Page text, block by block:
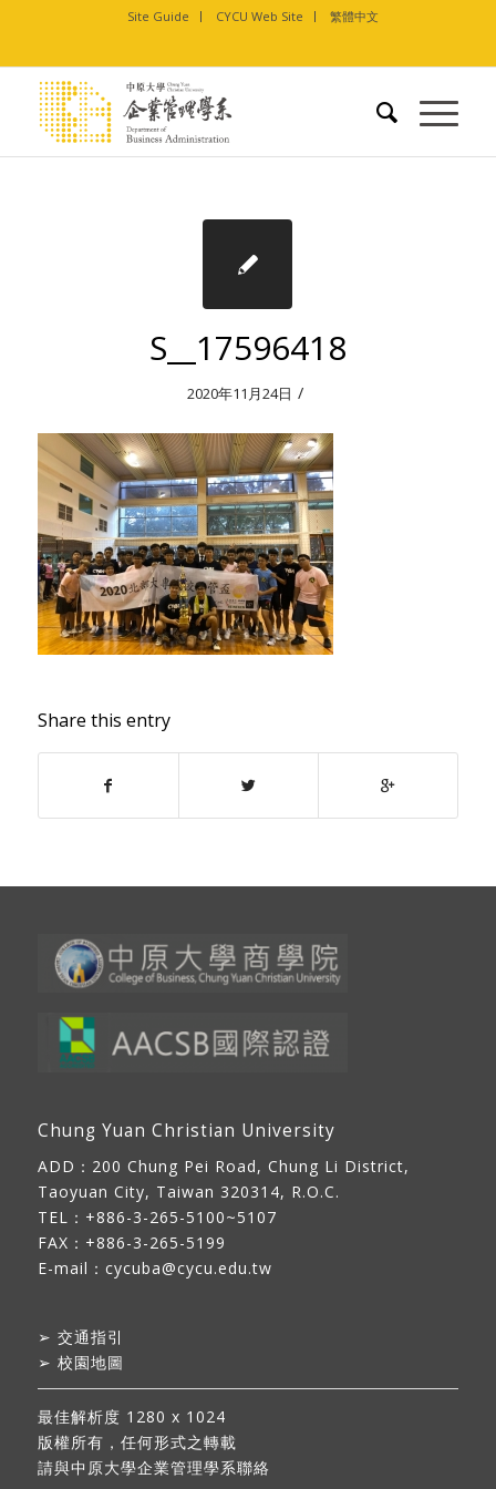
Site Guide CYCU Web Site 繁體中文
S__17596418
2020年11月24日 /
Share this entry
Chung Yuan Christian University
ADD： 200 Chung Pei Road, Chung Li District,
Taoyuan City, Taiwan 320314, R.O.C.
TEL：+886-3-265-5100~5107
FAX：+886-3-265-5199
E-mail： cycuba@cycu.edu.tw
➢ 交通指引
➢ 校園地圖
最佳解析度 1280 x 1024
版權所有，任何形式之轉載
請與中原大學企業管理學系聯絡